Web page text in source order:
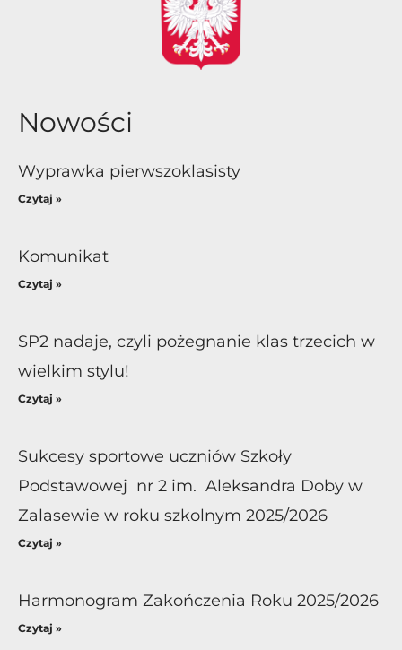
Nowości
Wyprawka pierwszoklasisty
Czytaj »
Komunikat
Czytaj »
SP2 nadaje, czyli pożegnanie klas trzecich w
wielkim stylu!
Czytaj »
Sukcesy sportowe uczniów Szkoły
Podstawowej nr 2 im. Aleksandra Doby w
Zalasewie w roku szkolnym 2025/2026
Czytaj »
Harmonogram Zakończenia Roku 2025/2026
Czytaj »